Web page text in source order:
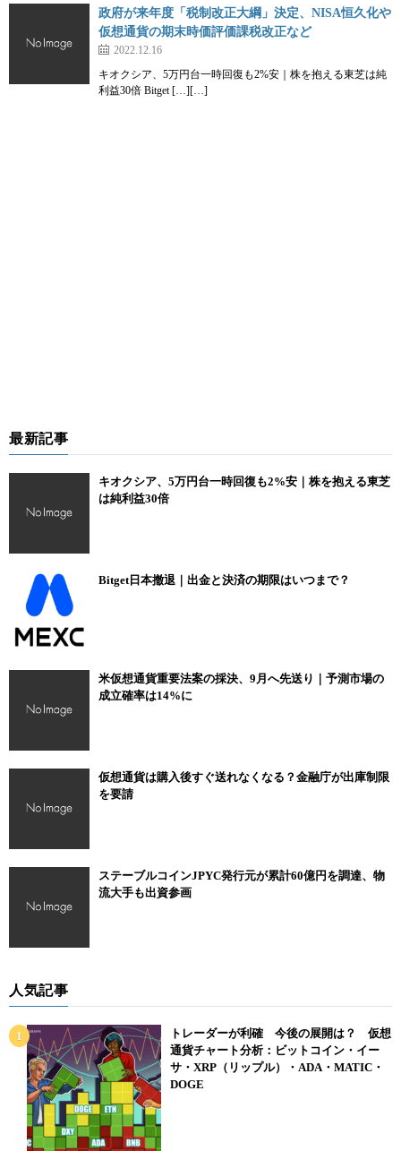
政府が来年度「税制改正大綱」決定、NISA恒久化や
仮想通貨の期末時価評価課税改正など
2022.12.16
キオクシア、5万円台一時回復も2%安｜株を抱える東芝は純
利益30倍 Bitget […][…]
最新記事
キオクシア、5万円台一時回復も2%安｜株を抱える東芝
は純利益30倍
Bitget日本撤退｜出金と決済の期限はいつまで？
米仮想通貨重要法案の採決、9月へ先送り｜予測市場の
成立確率は14%に
仮想通貨は購入後すぐ送れなくなる？金融庁が出庫制限
を要請
ステーブルコインJPYC発行元が累計60億円を調達、物
流大手も出資参画
人気記事
トレーダーが利確 今後の展開は？ 仮想
通貨チャート分析：ビットコイン・イー
サ・XRP（リップル）・ADA・MATIC・
DOGE